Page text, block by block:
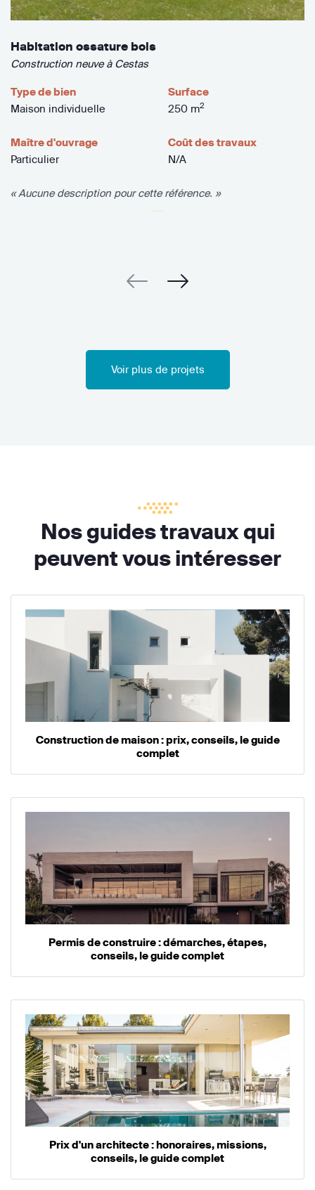
Habitation ossature bois
Construction neuve à Cestas
Type de bien
Maison individuelle
Surface
250 m2
Maître d'ouvrage
Particulier
Coût des travaux
N/A
« Aucune description pour cette référence. »
Voir plus de projets
Nos guides travaux qui
peuvent vous intéresser
Construction de maison : prix, conseils, le guide
complet
Permis de construire : démarches, étapes,
conseils, le guide complet
Prix d'un architecte : honoraires, missions,
conseils, le guide complet